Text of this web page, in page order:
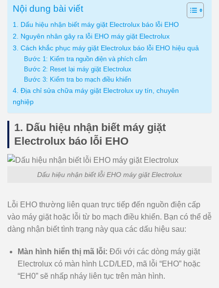
Nội dung bài viết
1. Dấu hiệu nhận biết máy giặt Electrolux báo lỗi EHO
2. Nguyên nhân gây ra lỗi EHO máy giặt Electrolux
3. Cách khắc phục máy giặt Electrolux báo lỗi EHO hiệu quả
Bước 1: Kiểm tra nguồn điện và phích cắm
Bước 2: Reset lại máy giặt Electrolux
Bước 3: Kiểm tra bo mạch điều khiển
4. Địa chỉ sửa chữa máy giặt Electrolux uy tín, chuyên
nghiệp
1. Dấu hiệu nhận biết máy giặt
Electrolux báo lỗi EHO
Dấu hiệu nhận biết lỗi EHO máy giặt Electrolux
Lỗi EHO thường liên quan trực tiếp đến nguồn điện cấp
vào máy giặt hoặc lỗi từ bo mạch điều khiển. Bạn có thể dễ
dàng nhận biết tình trạng này qua các dấu hiệu sau:
Màn hình hiển thị mã lỗi: Đối với các dòng máy giặt
Electrolux có màn hình LCD/LED, mã lỗi “EHO” hoặc
“EH0” sẽ nhấp nháy liên tục trên màn hình.